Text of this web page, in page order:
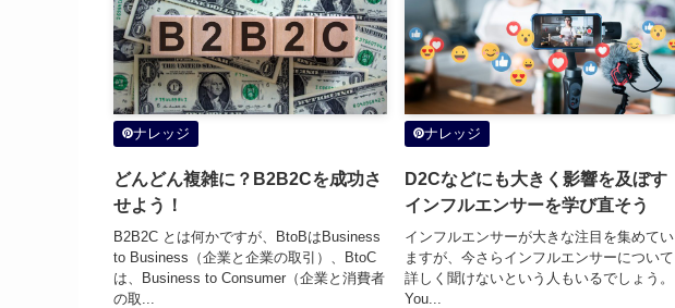
ナレッジ
どんどん複雑に？B2B2Cを成功さ
せよう！
B2B2C とは何かですが、BtoBはBusiness
to Business（企業と企業の取引）、BtoC
は、Business to Consumer（企業と消費者
の取...
ナレッジ
D2Cなどにも大きく影響を及ぼす
インフルエンサーを学び直そう
インフルエンサーが大きな注目を集めてい
ますが、今さらインフルエンサーについて
詳しく聞けないという人もいるでしょう。
You...